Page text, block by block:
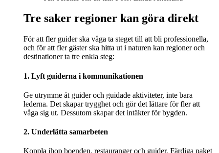
Tre saker regioner kan göra direkt
För att fler guider ska våga ta steget till att bli professionella,
och för att fler gäster ska hitta ut i naturen kan regioner och
destinationer ta tre enkla steg:
1. Lyft guiderna i kommunikationen
Ge utrymme åt guider och guidade aktiviteter, inte bara
lederna. Det skapar trygghet och gör det lättare för fler att
våga sig ut. Dessutom skapar det intäkter för bygden.
2. Underlätta samarbeten
Koppla ihop boenden, restauranger och guider. Färdiga paket